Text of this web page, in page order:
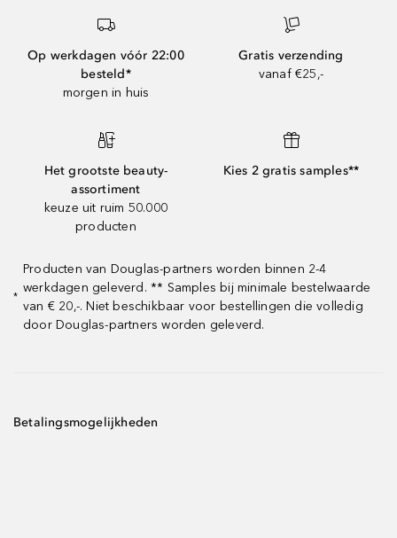
Op werkdagen vóór 22:00
besteld*
morgen in huis
Gratis verzending
vanaf €25,-
Het grootste beauty-
assortiment
keuze uit ruim 50.000
producten
Kies 2 gratis samples**
*
Producten van Douglas-partners worden binnen 2-4
werkdagen geleverd. ** Samples bij minimale bestelwaarde
van € 20,-. Niet beschikbaar voor bestellingen die volledig
door Douglas-partners worden geleverd.
Betalingsmogelijkheden